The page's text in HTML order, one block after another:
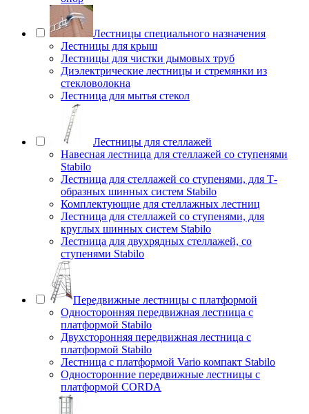
Лестницы специального назначения
Лестницы для крыш
Лестницы для чистки дымовых труб
Диэлектрические лестницы и стремянки из
стекловолокна
Лестница для мытья стекол
Лестницы для стеллажей
Навесная лестница для стеллажей со ступенями
Stabilo
Лестница для стеллажей со ступенями, для Т-
образных шинных систем Stabilo
Комплектующие для стеллажных лестниц
Лестница для стеллажей со ступенями, для
круглых шинных систем Stabilo
Лестница для двухрядных стеллажей, со
ступенями Stabilo
Передвижные лестницы с платформой
Односторонняя передвижная лестница с
платформой Stabilo
Двухсторонняя передвижная лестница с
платформой Stabilo
Лестница с платформой Vario компакт Stabilo
Односторонние передвижные лестницы с
платформой CORDA